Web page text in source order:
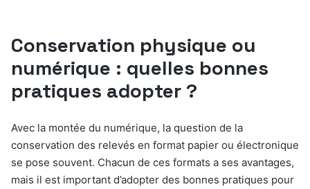
Conservation physique ou
numérique : quelles bonnes
pratiques adopter ?
Avec la montée du numérique, la question de la
conservation des relevés en format papier ou électronique
se pose souvent. Chacun de ces formats a ses avantages,
mais il est important d’adopter des bonnes pratiques pour